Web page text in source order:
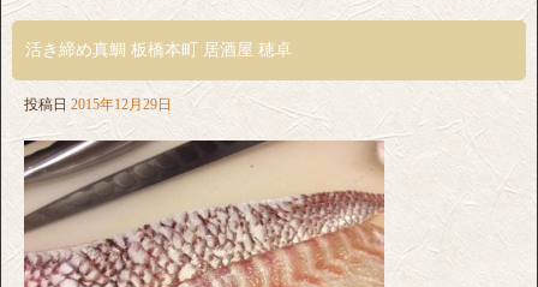
活き締め真鯛 板橋本町 居酒屋 穂卓
投稿日 2015年12月29日